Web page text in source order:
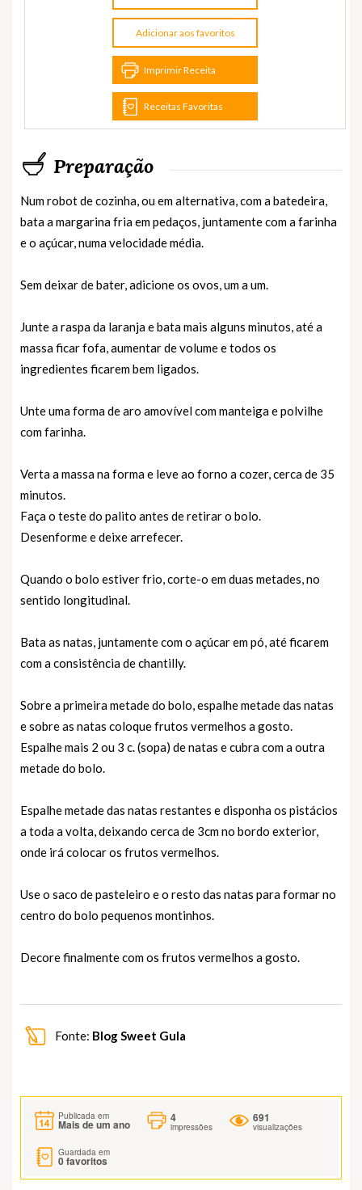
Adicionar aos favoritos
Imprimir Receita
Receitas Favoritas
Preparação
Num robot de cozinha, ou em alternativa, com a batedeira,
bata a margarina fria em pedaços, juntamente com a farinha
e o açúcar, numa velocidade média.
Sem deixar de bater, adicione os ovos, um a um.
Junte a raspa da laranja e bata mais alguns minutos, até a
massa ficar fofa, aumentar de volume e todos os
ingredientes ficarem bem ligados.
Unte uma forma de aro amovível com manteiga e polvilhe
com farinha.
Verta a massa na forma e leve ao forno a cozer, cerca de 35
minutos.
Faça o teste do palito antes de retirar o bolo.
Desenforme e deixe arrefecer.
Quando o bolo estiver frio, corte-o em duas metades, no
sentido longitudinal.
Bata as natas, juntamente com o açúcar em pó, até ficarem
com a consistência de chantilly.
Sobre a primeira metade do bolo, espalhe metade das natas
e sobre as natas coloque frutos vermelhos a gosto.
Espalhe mais 2 ou 3 c. (sopa) de natas e cubra com a outra
metade do bolo.
Espalhe metade das natas restantes e disponha os pistácios
a toda a volta, deixando cerca de 3cm no bordo exterior,
onde irá colocar os frutos vermelhos.
Use o saco de pasteleiro e o resto das natas para formar no
centro do bolo pequenos montinhos.
Decore finalmente com os frutos vermelhos a gosto.
Fonte: Blog Sweet Gula
Publicada em
Mais de um ano
4
impressões
691
visualizações
Guardada em
0favoritos